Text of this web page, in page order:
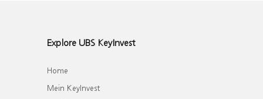
Explore UBS KeyInvest
Home
Mein KeyInvest